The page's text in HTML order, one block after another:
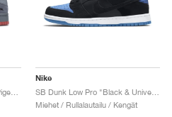
SB Dunk Low x Jeff Staple "Pigeon"
Nike
Miehet / Rullalautailu / Kengät